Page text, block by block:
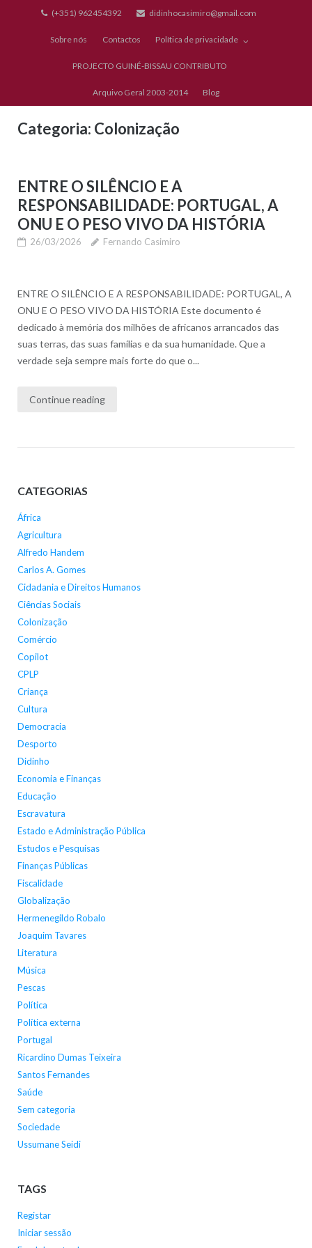
(+351) 962454392 didinhocasimiro@gmail.com
Sobre nós Contactos Política de privacidade
PROJECTO GUINÉ-BISSAU CONTRIBUTO
Arquivo Geral 2003-2014 Blog
Categoria: Colonização
ENTRE O SILÊNCIO E A
RESPONSABILIDADE: PORTUGAL, A
ONU E O PESO VIVO DA HISTÓRIA
26/03/2026 Fernando Casimiro
ENTRE O SILÊNCIO E A RESPONSABILIDADE: PORTUGAL, A
ONU E O PESO VIVO DA HISTÓRIA Este documento é
dedicado à memória dos milhões de africanos arrancados das
suas terras, das suas famílias e da sua humanidade. Que a
verdade seja sempre mais forte do que o...
Continue reading
CATEGORIAS
África
Agricultura
Alfredo Handem
Carlos A. Gomes
Cidadania e Direitos Humanos
Ciências Sociais
Colonização
Comércio
Copilot
CPLP
Criança
Cultura
Democracia
Desporto
Didinho
Economia e Finanças
Educação
Escravatura
Estado e Administração Pública
Estudos e Pesquisas
Finanças Públicas
Fiscalidade
Globalização
Hermenegildo Robalo
Joaquim Tavares
Literatura
Música
Pescas
Política
Política externa
Portugal
Ricardino Dumas Teixeira
Santos Fernandes
Saúde
Sem categoria
Sociedade
Ussumane Seidi
TAGS
Registar
Iniciar sessão